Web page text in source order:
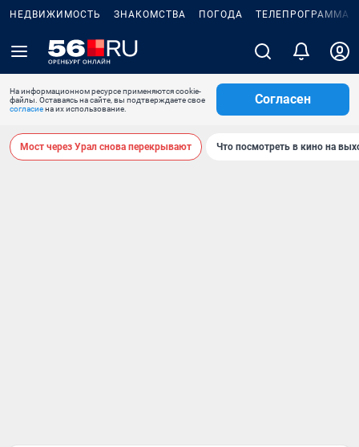
НЕДВИЖИМОСТЬ ЗНАКОМСТВА ПОГОДА ТЕЛЕПРОГРАММА
На информационном ресурсе применяются cookie-
файлы. Оставаясь на сайте, вы подтверждаете свое
согласиена их использование.
Согласен
Мост через Урал снова перекрывают Что посмотреть в кино на